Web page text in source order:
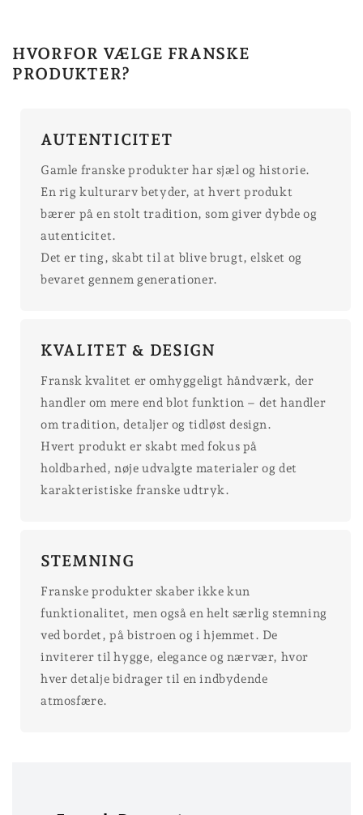
HVORFOR VÆLGE FRANSKE
PRODUKTER?
AUTENTICITET
Gamle franske produkter har sjæl og historie.
En rig kulturarv betyder, at hvert produkt
bærer på en stolt tradition, som giver dybde og
autenticitet.
Det er ting, skabt til at blive brugt, elsket og
bevaret gennem generationer.
KVALITET & DESIGN
Fransk kvalitet er omhyggeligt håndværk, der
handler om mere end blot funktion – det handler
om tradition, detaljer og tidløst design.
Hvert produkt er skabt med fokus på
holdbarhed, nøje udvalgte materialer og det
karakteristiske franske udtryk.
STEMNING
Franske produkter skaber ikke kun
funktionalitet, men også en helt særlig stemning
ved bordet, på bistroen og i hjemmet. De
inviterer til hygge, elegance og nærvær, hvor
hver detalje bidrager til en indbydende
atmosfære.